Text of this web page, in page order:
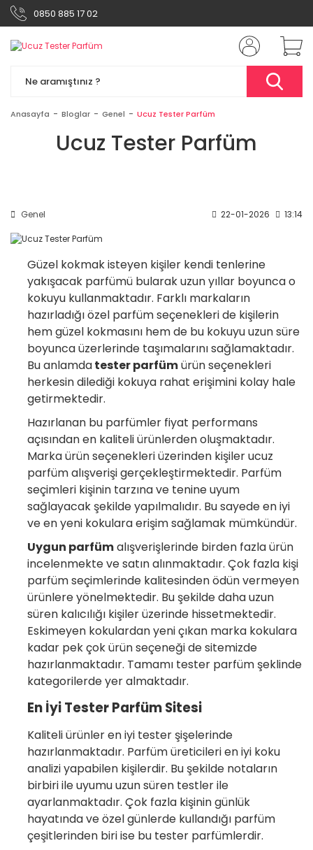
0850 885 17 02
Anasayfa Bloglar Genel Ucuz Tester Parfüm
Ucuz Tester Parfüm
Genel 22-01-2026 13:14
Güzel kokmak isteyen kişiler kendi tenlerine
yakışacak parfümü bularak uzun yıllar boyunca o
kokuyu kullanmaktadır. Farklı markaların
hazırladığı özel parfüm seçenekleri de kişilerin
hem güzel kokmasını hem de bu kokuyu uzun süre
boyunca üzerlerinde taşımalarını sağlamaktadır.
Bu anlamdatester parfümürün seçenekleri
herkesin dilediği kokuya rahat erişimini kolay hale
getirmektedir.
Hazırlanan bu parfümler fiyat performans
açısından en kaliteli ürünlerden oluşmaktadır.
Marka ürün seçenekleri üzerinden kişiler ucuz
parfüm alışverişi gerçekleştirmektedir. Parfüm
seçimleri kişinin tarzına ve tenine uyum
sağlayacak şekilde yapılmalıdır. Bu sayede en iyi
ve en yeni kokulara erişim sağlamak mümkündür.
Uygun parfümalışverişlerinde birden fazla ürün
incelenmekte ve satın alınmaktadır. Çok fazla kişi
parfüm seçimlerinde kalitesinden ödün vermeyen
ürünlere yönelmektedir. Bu şekilde daha uzun
süren kalıcılığı kişiler üzerinde hissetmektedir.
Eskimeyen kokulardan yeni çıkan marka kokulara
kadar pek çok ürün seçeneği de sitemizde
hazırlanmaktadır. Tamamı tester parfüm şeklinde
kategorilerde yer almaktadır.
En İyi Tester Parfüm Sitesi
Kaliteli ürünler en iyi tester şişelerinde
hazırlanmaktadır. Parfüm üreticileri en iyi koku
analizi yapabilen kişilerdir. Bu şekilde notaların
birbiri ile uyumu uzun süren testler ile
ayarlanmaktadır. Çok fazla kişinin günlük
hayatında ve özel günlerde kullandığı parfüm
çeşitlerinden biri ise bu tester parfümlerdir.